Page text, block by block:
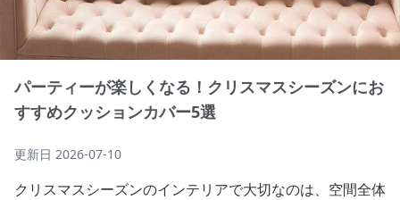
パーティーが楽しくなる！クリスマスシーズンにお
すすめクッションカバー5選
更新日 2026-07-10
クリスマスシーズンのインテリアで大切なのは、空間全体